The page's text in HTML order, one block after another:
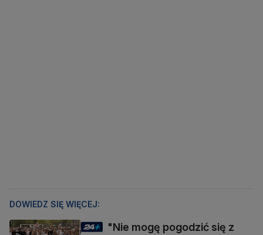
DOWIEDZ SIĘ WIĘCEJ:
"Nie mogę pogodzić się z